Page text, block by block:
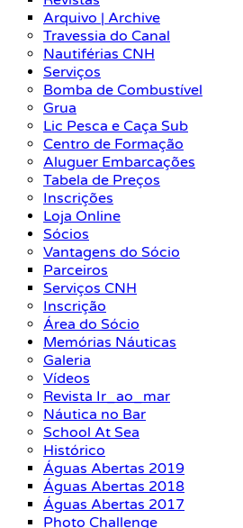
Arquivo | Archive
Travessia do Canal
Nautiférias CNH
Serviços
Bomba de Combustível
Grua
Lic Pesca e Caça Sub
Centro de Formação
Aluguer Embarcações
Tabela de Preços
Inscrições
Loja Online
Sócios
Vantagens do Sócio
Parceiros
Serviços CNH
Inscrição
Área do Sócio
Memórias Náuticas
Galeria
Vídeos
Revista Ir_ao_mar
Náutica no Bar
School At Sea
Histórico
Águas Abertas 2019
Águas Abertas 2018
Águas Abertas 2017
Photo Challenge